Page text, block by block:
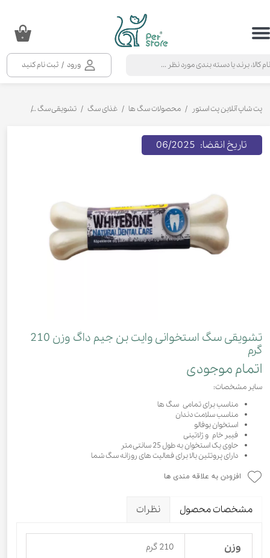
ورود / ثبت نام کنید
حساب کاربری من
خروج از حساب کاربری
۰
پت شاپ آنلاین پت استور محصولات سگ ها غذای سگ تشویقی سگ
تشویقی سگ استخوانی وایت بن جیم داگ وزن 210
گرم
اتمام موجودی
سایر مشخصات:
مناسب برای تمامی سگ ها
مناسب سلامت دندان
استخوان بوفالو
فیبر خام و ژلاتینی
حاوی یک استخوان به طول 25 سانتی متر
دارای پروتئین بالا برای فعالیت های روزانه سگ شما
تاریخ انقضا: 06/2025
افزودن به علاقه مندی ها
مشخصات محصول نظرات
وزن 210 گرم